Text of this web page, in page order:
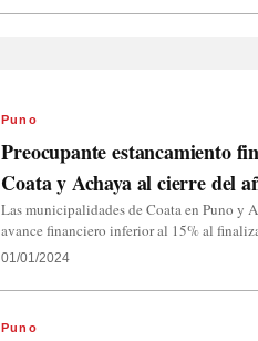
Puno
Preocupante estancamiento
Coata y Achaya al cierre del
Las municipalidades de Coata en Puno y
avance financiero inferior al 15% al
01/01/2024
Puno